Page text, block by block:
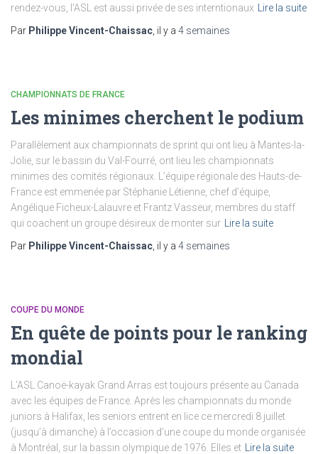
rendez-vous, l’ASL est aussi privée de ses interntionaux
Lire la suite
Par Philippe Vincent-Chaissac , il y a 4 semaines
CHAMPIONNATS DE FRANCE
Les minimes cherchent le podium
Parallèlement aux championnats de sprint qui ont lieu à Mantes-la-
Jolie, sur le bassin du Val-Fourré, ont lieu les championnats
minimes des comités régionaux. L’équipe régionale des Hauts-de-
France est emmenée par Stéphanie Létienne, chef d’équipe,
Angélique Ficheux-Lalauvre et Frantz Vasseur, membres du staff
qui coachent un groupe désireux de monter sur
Lire la suite
Par Philippe Vincent-Chaissac , il y a 4 semaines
COUPE DU MONDE
En quête de points pour le ranking
mondial
L’ASL Canoë-kayak Grand Arras est toujours présente au Canada
avec les équipes de France. Après les championnats du monde
juniors à Halifax, les seniors entrent en lice ce mercredi 8 juillet
(jusqu’à dimanche) à l’occasion d’une coupe du monde organisée
à Montréal, sur la bassin olympique de 1976. Elles et
Lire la suite